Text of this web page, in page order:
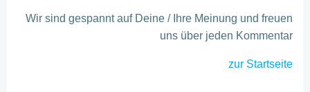
Wir sind gespannt auf Deine / Ihre Meinung und freuen
uns über jeden Kommentar
zur Startseite